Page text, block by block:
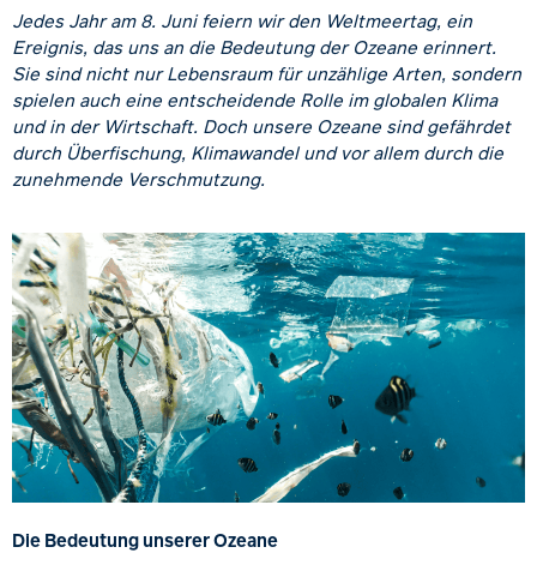
Jedes Jahr am 8. Juni feiern wir den Weltmeertag, ein
Ereignis, das uns an die Bedeutung der Ozeane erinnert.
Sie sind nicht nur Lebensraum für unzählige Arten, sondern
spielen auch eine entscheidende Rolle im globalen Klima
und in der Wirtschaft. Doch unsere Ozeane sind gefährdet
durch Überfischung, Klimawandel und vor allem durch die
zunehmende Verschmutzung.
Die Bedeutung unserer Ozeane